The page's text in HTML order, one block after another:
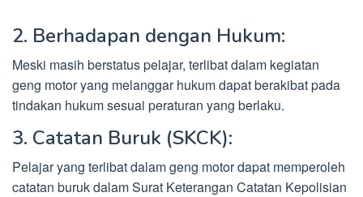
2. Berhadapan dengan Hukum:
Meski masih berstatus pelajar, terlibat dalam kegiatan
geng motor yang melanggar hukum dapat berakibat pada
tindakan hukum sesuai peraturan yang berlaku.
3. Catatan Buruk (SKCK):
Pelajar yang terlibat dalam geng motor dapat memperoleh
catatan buruk dalam Surat Keterangan Catatan Kepolisian